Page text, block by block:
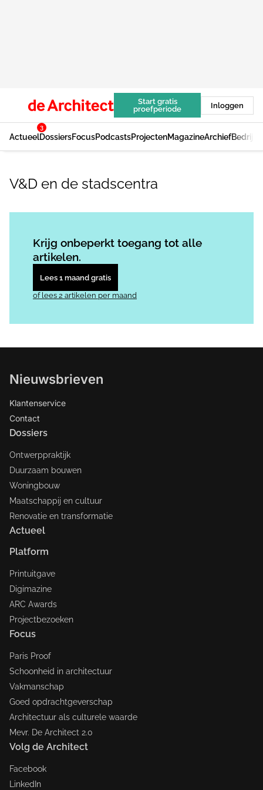
Start gratis
proefperiode
Inloggen
Actueel
3
DossiersFocusPodcastsProjectenMagazineArchief
V&D en de stadscentra
Krijg onbeperkt toegang tot alle
artikelen.
Lees 1 maand gratis
of lees 2 artikelen per maand
Nieuwsbrieven
Klantenservice
Contact
Dossiers
Ontwerppraktijk
Duurzaam bouwen
Woningbouw
Maatschappij en cultuur
Renovatie en transformatie
Actueel
Platform
Printuitgave
Digimazine
ARC Awards
Projectbezoeken
Focus
Paris Proof
Schoonheid in architectuur
Vakmanschap
Goed opdrachtgeverschap
Architectuur als culturele waarde
Mevr. De Architect 2.0
Volg de Architect
Facebook
LinkedIn